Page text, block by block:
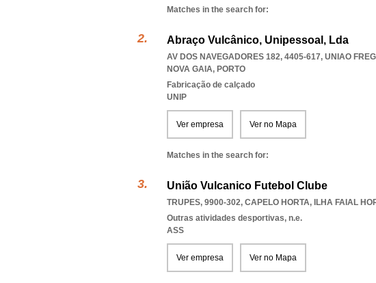
Matches in the search for:
Abraço Vulcânico, Unipessoal, Lda
AV DOS NAVEGADORES 182, 4405-617, UNIAO
NOVA GAIA, PORTO
Fabricação de calçado
UNIP
Ver empresa Ver no Mapa
Matches in the search for:
União Vulcanico Futebol Clube
TRUPES, 9900-302, CAPELO HORTA, ILHA FAIAL
Outras atividades desportivas, n.e.
ASS
Ver empresa Ver no Mapa